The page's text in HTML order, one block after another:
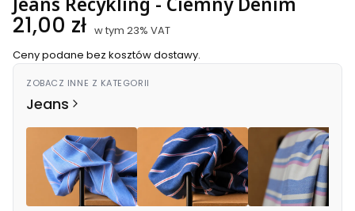
Cena
21,00 zł w tym 23% VAT
w tym 23% VAT
Ceny podane bez kosztów dostawy.
ZOBACZ INNE Z KATEGORII
Jeans